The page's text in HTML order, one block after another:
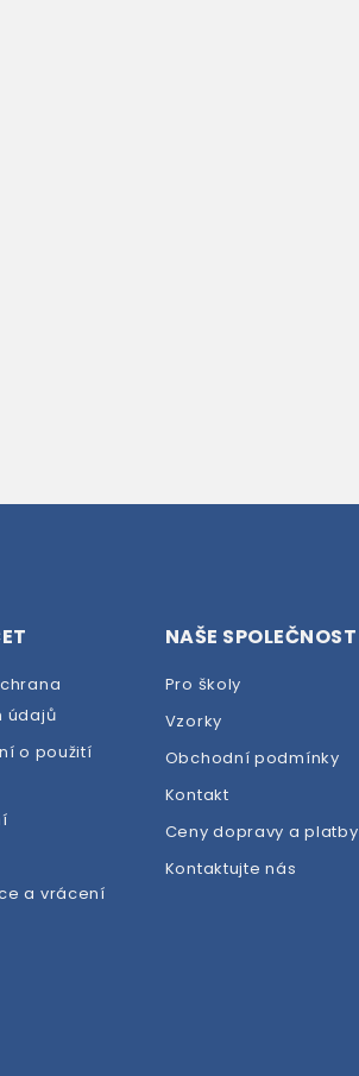
údajů
o použití
a vrácení
NAŠE SPOLEČNOST
Pro školy
Vzorky
Obchodní podmínky
Kontakt
Ceny dopravy a platby
Kontaktujte nás